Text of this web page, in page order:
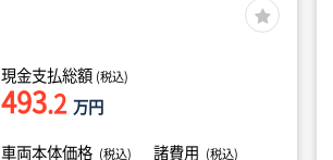
現金支払総額 (税込)
493.2 万円
車両本体価格 (税込) 諸費用 (税込)